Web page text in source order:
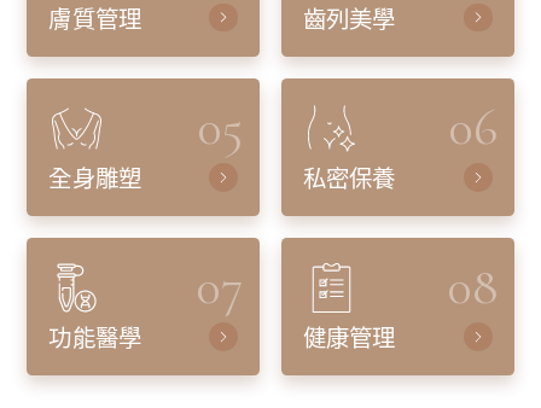
膚質管理 齒列美學
05
全身雕塑
06
私密保養
07
功能醫學
08
健康管理